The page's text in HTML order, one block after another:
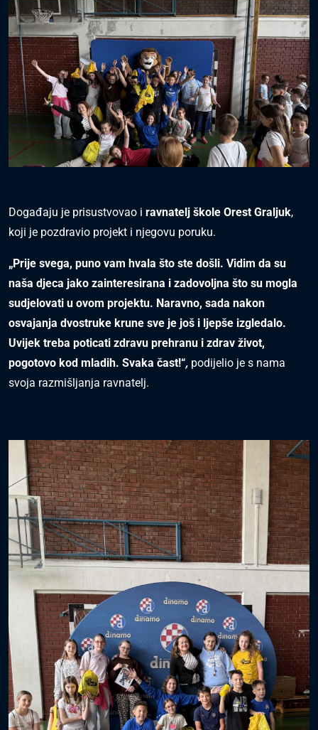
Događaju je prisustvovao i ravnatelj škole Orest Graljuk,
koji je pozdravio projekt i njegovu poruku.
„Prije svega, puno vam hvala što ste došli. Vidim da su
naša djeca jako zainteresirana i zadovoljna što su mogla
sudjelovati u ovom projektu. Naravno, sada nakon
osvajanja dvostruke krune sve je još i ljepše izgledalo.
Uvijek treba poticati zdravu prehranu i zdrav život,
pogotovo kod mladih. Svaka čast!“, podijelio je s nama
svoja razmišljanja ravnatelj.